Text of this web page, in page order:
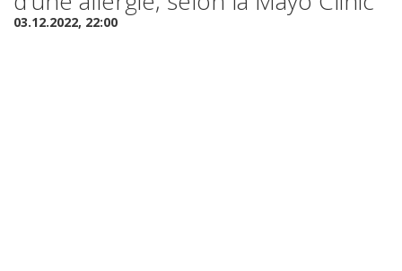
03.12.2022, 22:00